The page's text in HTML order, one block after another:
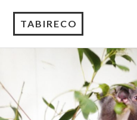
TABIRECO